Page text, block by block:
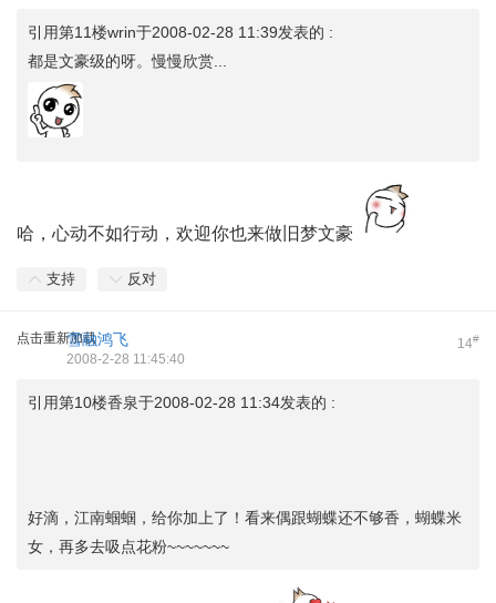
引用第11楼wrin于2008-02-28 11:39发表的 :
都是文豪级的呀。慢慢欣赏...
哈，心动不如行动，欢迎你也来做旧梦文豪
支持 反对
点击重新加载 14#
雪融鸿飞
2008-2-28 11:45:40
引用第10楼香泉于2008-02-28 11:34发表的 :
好滴，江南蝈蝈，给你加上了！看来偶跟蝴蝶还不够香，蝴蝶米
女，再多去吸点花粉~~~~~~~